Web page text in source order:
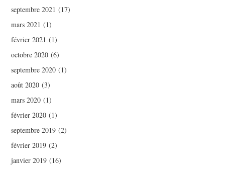
septembre 2021 (17)
mars 2021 (1)
février 2021 (1)
octobre 2020 (6)
septembre 2020 (1)
août 2020 (3)
mars 2020 (1)
février 2020 (1)
septembre 2019 (2)
février 2019 (2)
janvier 2019 (16)